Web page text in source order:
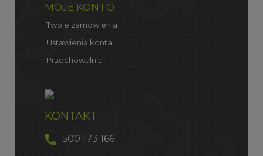
MOJE KONTO
Twoje zamówienia
Ustawienia konta
Przechowalnia
KONTAKT
500 173 166